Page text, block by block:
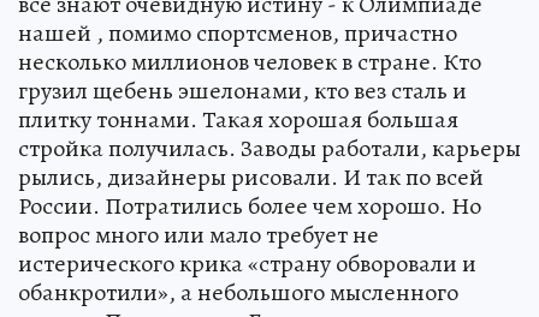
нашей , помимо спортсменов, причастно
несколько миллионов человек в стране. Кто
грузил щебень эшелонами, кто вез сталь и
плитку тоннами. Такая хорошая большая
стройка получилась. Заводы работали, карьеры
рылись, дизайнеры рисовали. И так по всей
России. Потратились более чем хорошо. Но
вопрос много или мало требует не
истерического крика «страну обворовали и
обанкротили», а небольшого мысленного